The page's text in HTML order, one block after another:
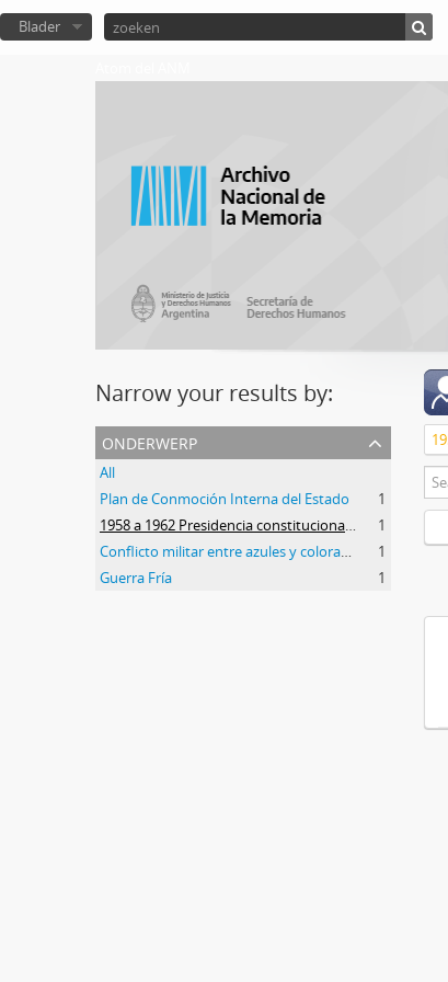
Blader
Narrow your results by:
onderwerp
All
Plan de Conmoción Interna del Estado
1
1
1
Guerra Fría
1